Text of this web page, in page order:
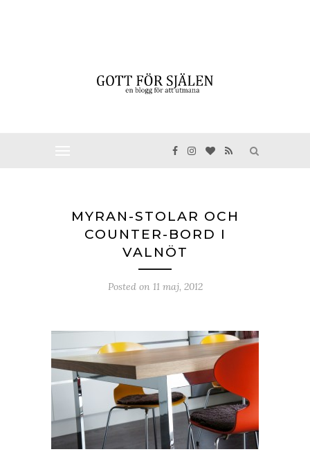
MYRAN-STOLAR OCH
COUNTER-BORD I
VALNÖT
Posted on 11 maj, 2012